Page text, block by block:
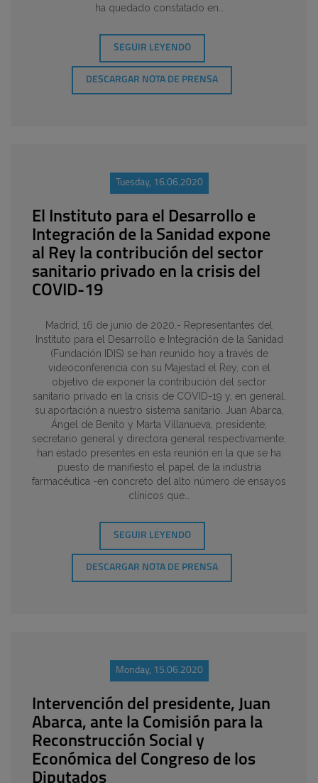
ha quedado constatado en…
SEGUIR LEYENDO
DESCARGAR NOTA DE PRENSA
Tuesday, 16.06.2020
El Instituto para el Desarrollo e
Integración de la Sanidad expone
al Rey la contribución del sector
sanitario privado en la crisis del
COVID-19
Madrid, 16 de junio de 2020.- Representantes del
Instituto para el Desarrollo e Integración de la Sanidad
(Fundación IDIS) se han reunido hoy a través de
videoconferencia con su Majestad el Rey, con el
objetivo de exponer la contribución del sector
sanitario privado en la crisis de COVID-19 y, en general,
su aportación a nuestro sistema sanitario. Juan Abarca,
Ángel de Benito y Marta Villanueva, presidente,
secretario general y directora general respectivamente,
han estado presentes en esta reunión en la que se ha
puesto de manifiesto el papel de la industria
farmacéutica -en concreto del alto número de ensayos
clínicos que…
SEGUIR LEYENDO
DESCARGAR NOTA DE PRENSA
Monday, 15.06.2020
Intervención del presidente, Juan
Abarca, ante la Comisión para la
Reconstrucción Social y
Económica del Congreso de los
Diputados